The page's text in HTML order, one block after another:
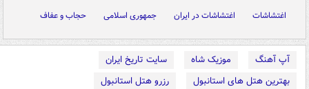
اغتشاشات اغتشاشات در ایران جمهوری اسلامی حجاب و عفاف
آپ آهنگ موزیک شاه
سایت تاریخ ایران
بهترین هتل های استانبول
رزرو هتل استانبول